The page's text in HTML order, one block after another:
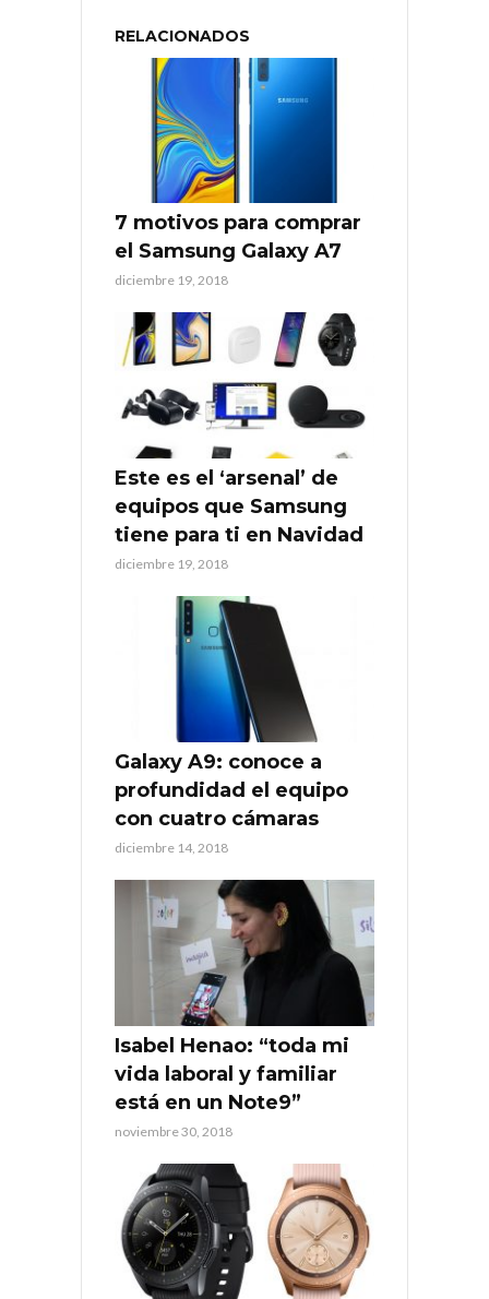
RELACIONADOS
7 motivos para comprar
el Samsung Galaxy A7
diciembre 19, 2018
Este es el ‘arsenal’ de
equipos que Samsung
tiene para ti en Navidad
diciembre 19, 2018
Galaxy A9: conoce a
profundidad el equipo
con cuatro cámaras
diciembre 14, 2018
Isabel Henao: “toda mi
vida laboral y familiar
está en un Note9”
noviembre 30, 2018